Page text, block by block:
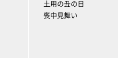
土用の丑の日
喪中見舞い